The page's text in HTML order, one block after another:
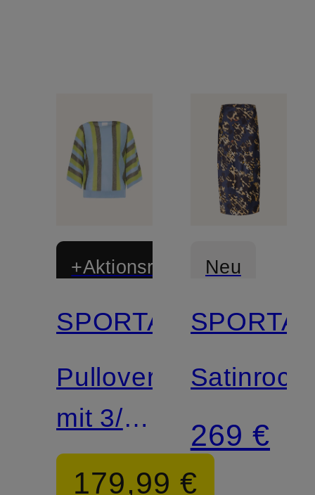
+Aktionsrabatt
SPORTALM
Pullover
mit 3/4-
Arm
179,99 €
Neu
Satinrock
269 €